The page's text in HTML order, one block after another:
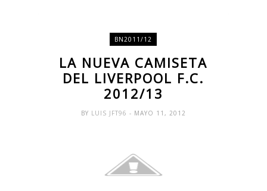
BN2011/12
LA NUEVA CAMISETA
DEL LIVERPOOL F.C.
2012/13
BY LUIS JFT96 - MAYO 11, 2012